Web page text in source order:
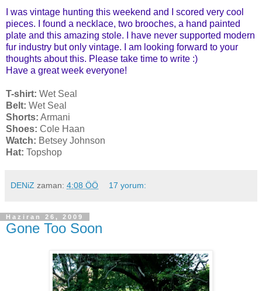
I was vintage hunting this weekend and I scored very cool
pieces. I found a necklace, two brooches, a hand painted
plate and this amazing stole. I have never supported modern
fur industry but only vintage. I am looking forward to your
thoughts about this. Please take time to write :)
Have a great week everyone!
T-shirt: Wet Seal
Belt: Wet Seal
Shorts: Armani
Shoes: Cole Haan
Watch: Betsey Johnson
Hat: Topshop
DENiZ zaman: 4:08 ÖÖ 17 yorum:
Haziran 26, 2009
Gone Too Soon